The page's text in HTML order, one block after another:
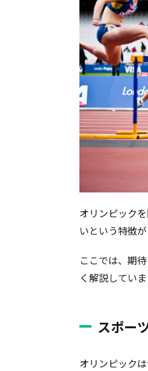
オリンピック
いという特徴が
ここでは、期
く解説していま
スポー
オリンピック